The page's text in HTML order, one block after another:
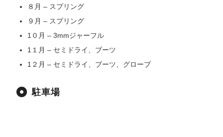
８月 – スプリング
９月 – スプリング
1０月 – 3mmジャーフル
1１月 – セミドライ、ブーツ
1２月 – セミドライ、ブーツ、グローブ
駐車場